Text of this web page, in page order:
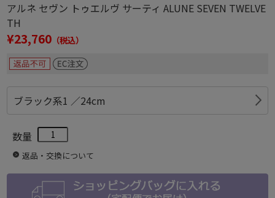
アルネ セヴン トゥエルヴ サーティ ALUNE SEVEN TWELVE
TH
¥23,760 （税込）
ブラック系1 ／24cm
数量
返品・交換について